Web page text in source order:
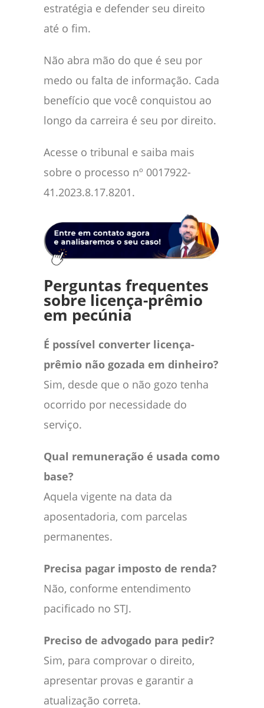
estratégia e defender seu direito
até o fim.
Não abra mão do que é seu por
medo ou falta de informação. Cada
benefício que você conquistou ao
longo da carreira é seu por direito.
Acesse o tribunal e saiba mais
sobre o processo nº 0017922-
41.2023.8.17.8201.
Perguntas frequentes
sobre licença-prêmio
em pecúnia
É possível converter licença-
prêmio não gozada em dinheiro?
Sim, desde que o não gozo tenha
ocorrido por necessidade do
serviço.
Qual remuneração é usada como
base?
Aquela vigente na data da
aposentadoria, com parcelas
permanentes.
Precisa pagar imposto de renda?
Não, conforme entendimento
pacificado no STJ.
Preciso de advogado para pedir?
Sim, para comprovar o direito,
apresentar provas e garantir a
atualização correta.